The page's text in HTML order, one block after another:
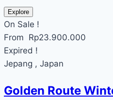
Explore
On Sale !
From Rp23.900.000
Expired !
Jepang , Japan
Golden Route